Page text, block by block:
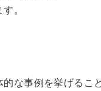
。
な事例を挙げるこ